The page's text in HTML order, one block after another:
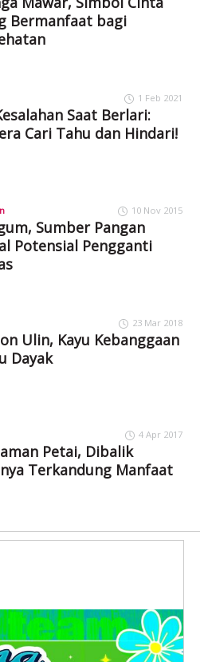
Bermanfaat bagi
1 Feb 2021
Saat Berlari:
Cari Tahu dan Hindari!
10 Nov 2015
Sumber Pangan
Potensial Pengganti
23 Mar 2018
Ulin, Kayu Kebanggaan
Dayak
4 Apr 2017
Petai, Dibalik
Terkandung Manfaat